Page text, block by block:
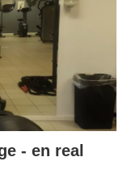
- en real